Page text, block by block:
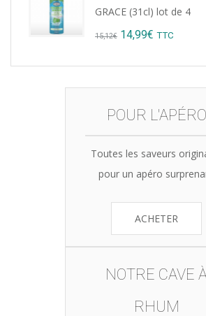
GRACE (31cl) lot de 4
15,12€ Original
14,99€ Current
TTC
POUR L'APÉRO
Toutes les saveurs
pour un apéro
ACHETER
NOTRE CAVE
RHUM